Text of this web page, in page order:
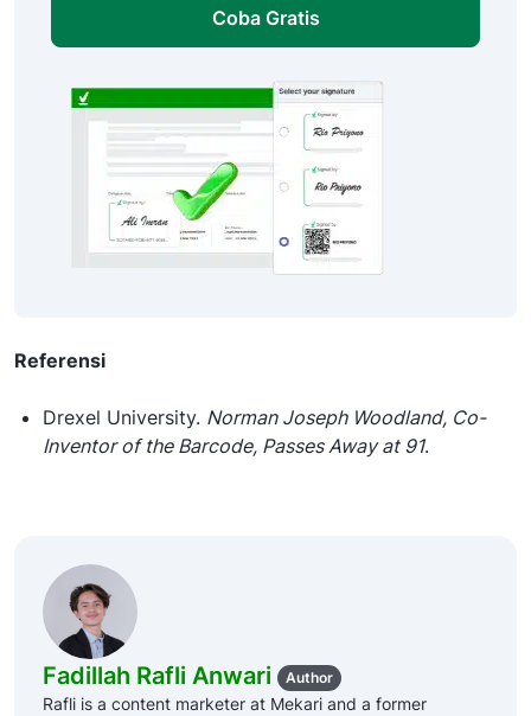
Coba Gratis
Referensi
Drexel University. Norman Joseph Woodland, Co-
Inventor of the Barcode, Passes Away at 91.
Fadillah Rafli Anwari Author
Rafli is a content marketer at Mekari and a former